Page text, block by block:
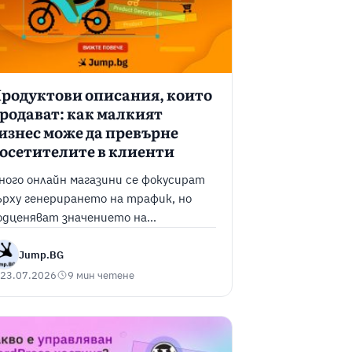
описания, които
как малкият
може да превърне
в клиенти
онлайн магазини се фокусират
генерирането на трафик, но
значението на
описания.
продуктови описания
на потребителите да
стойността на даден
вземането на информирано
Jump.BG
23.07.2026 9 мин четене